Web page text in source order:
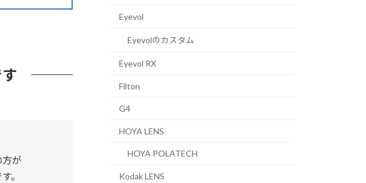
が
。
Eyevol
Eyevolのカスタム
Eyevol RX
Filton
G4
HOYA LENS
HOYA POLATECH
Kodak LENS